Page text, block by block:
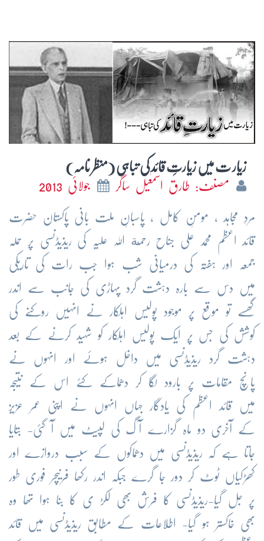
زیار ت میں زیارتِ قائد کی تباہی (منظر نامہ)
مصنف: طارق اسمٰعیل ساگر جولائی 2013
مردِ مجاہد ، مومنِ کامل ، پاسبانِ ملت بانی پاکستان حضرت
قائد اعظم محمد علی جناح رحمة اللہ علیہ کی ریذیڈنسی پر حملہ
جمعہ اور ہفتہ کی درمیانی شب ہوا جب رات کی تاریکی
میں دس سے بارہ دہشت گرد پہاڑی کی جانب سے اندر
گھسے تو موقع پر موجود پولیس اہلکار نے انہیں روکنے کی
کوشش کی جس پر ایک پولیس اہلکار کو شہید کرنے کے بعد
دہشت گرد ریذیڈنسی میں داخل ہوئے اور انہوں نے
پانچ مقامات پر بارود لگا کر دھماکے کئے اس کے نتیجہ
میں قائد اعظم کی یادگار جہاں انہوں نے اپنی عمر عزیز
کے آخری دو ماہ گزارے آگ کی لپیٹ میں آ گئی- بتایا
جاتا ہے کہ ریذیڈنسی میں دھماکوں کے سبب دروازے اور
کھڑکیاں ٹوٹ کر دور جا گرے جبکہ اندر رکھا فرنیچر فوری طور
پر جل گیا-ریذیڈنسی کا فرش بھی لکڑ ی کا بنا ہوا تھا وہ
بھی خاکستر ہو گیا- اطلاعات کے مطابق ریذیڈنسی میں قائد